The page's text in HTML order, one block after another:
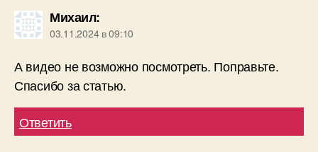
на youtube, а его в России сейчас сильно
замедляют. Можно на телефоне посмотреть,
просмотра видео с youtube пока работает.
Можно и на компьютере включить vpn, но я
просто для компьютера таких надежных
сервисов не знаю. Но наверняка можно найти
если поискать